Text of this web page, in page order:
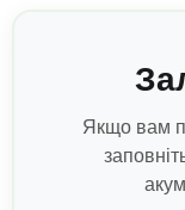
Якщо вам